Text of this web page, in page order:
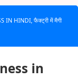
IN HINDI, फैक्ट्री में मैगी
in